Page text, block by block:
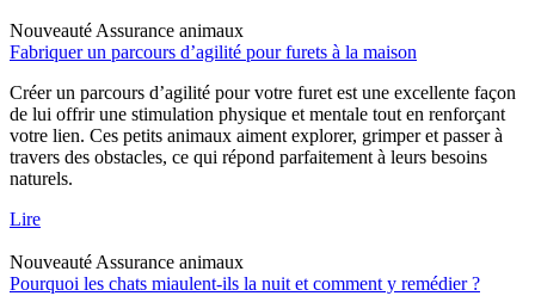
Nouveauté Assurance animaux
Fabriquer un parcours d’agilité pour furets à la maison
Créer un parcours d’agilité pour votre furet est une excellente façon
de lui offrir une stimulation physique et mentale tout en renforçant
votre lien. Ces petits animaux aiment explorer, grimper et passer à
travers des obstacles, ce qui répond parfaitement à leurs besoins
naturels.
Lire
Nouveauté Assurance animaux
Pourquoi les chats miaulent-ils la nuit et comment y remédier ?